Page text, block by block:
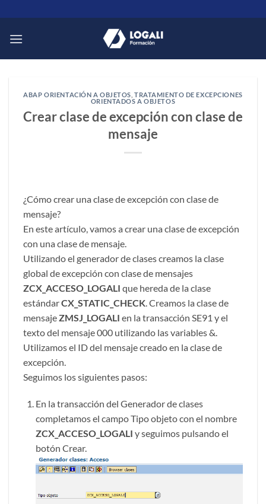
al
contenido
ABAP ORIENTACIÓN A OBJETOS ,TRATAMIENTO DE EXCEPCIONES
ORIENTADOS A OBJETOS
Crear clase de excepción con clase de
mensaje
¿Cómo crear una clase de excepción con clase de
mensaje?
En este artículo, vamos a crear una clase de excepción
con una clase de mensaje.
Utilizando el generador de clases creamos la clase
global de excepción con clase de mensajes
ZCX_ACCESO_LOGALI que hereda de la clase
estándarCX_STATIC_CHECK . Creamos la clase de
mensaje ZMSJ_LOGALI en la transacción SE91 y el
texto del mensaje 000 utilizando las variables &.
Utilizamos el ID del mensaje creado en la clase de
excepción.
Seguimos los siguientes pasos:
En la transacción del Generador de clases
completamos el campo Tipo objeto con el nombre
ZCX_ACCESO_LOGALI y seguimos pulsando el
botón Crear.